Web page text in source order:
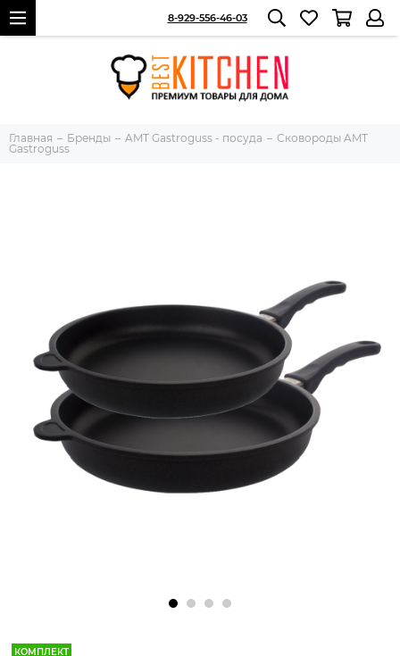
8-929-556-46-03
Главная Бренды AMT Gastroguss - посуда
Сковороды AMT
Gastroguss
КОМПЛЕКТ